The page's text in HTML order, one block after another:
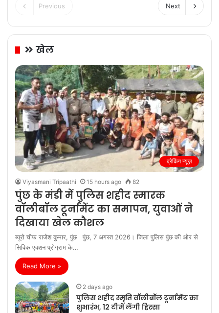
Previous Next
खेल
ब्रेकिंग न्यूज़
Viyasmani Tripaathi 15 hours ago 82
पुंछ के मंडी में पुलिस शहीद स्मारक
वॉलीबॉल टूर्नामेंट का समापन, युवाओं ने
दिखाया खेल कौशल
ब्यूरो चीफ राजेश कुमार, पुंछ पुंछ, 7 अगस्त 2026। जिला पुलिस पुंछ की ओर से
सिविक एक्शन प्रोग्राम के…
Read More »
2 days ago
पुलिस शहीद स्मृति वॉलीबॉल टूर्नामेंट का
शुभारंभ, 12 टीमें लेंगी हिस्सा